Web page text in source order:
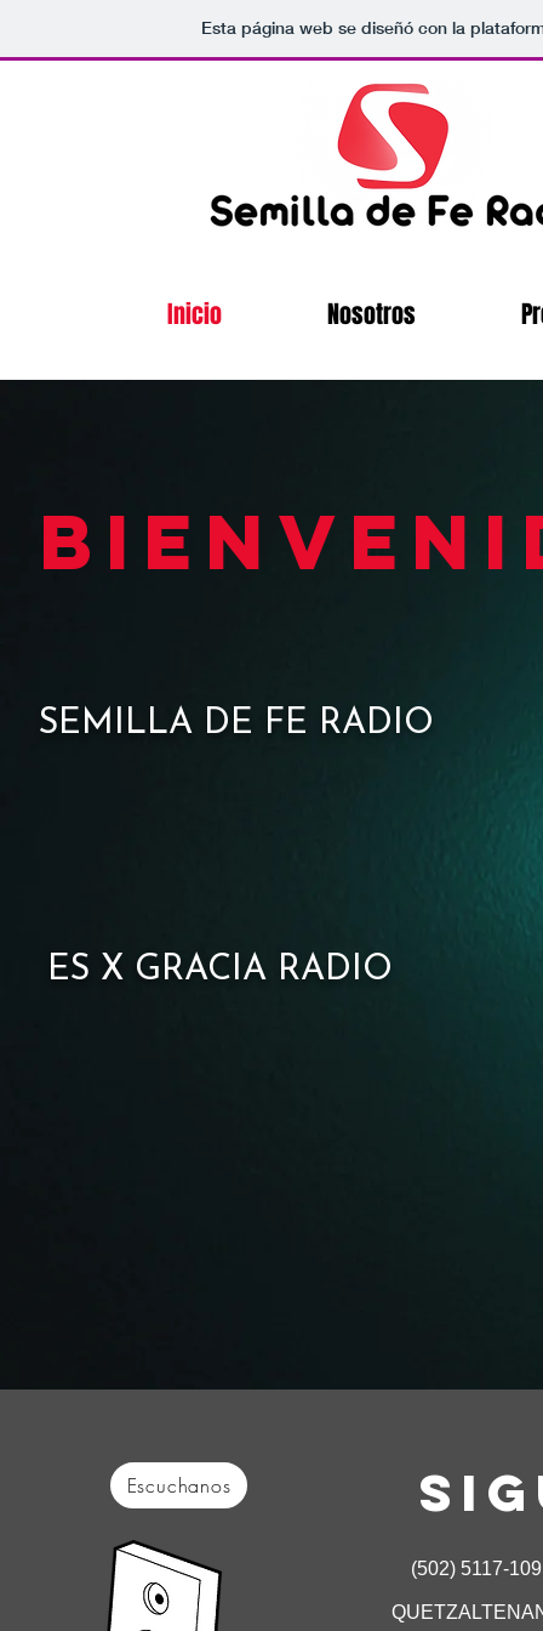
Esta página web se diseñó con la
Inicio Nosotros
SEMILLA DE FE RADIO
ES X GRACIA RADIO
Escuchanos
(502) 5117-